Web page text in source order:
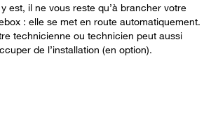
est, il ne vous reste qu’à brancher votre
: elle se met en route automatiquement.
technicienne ou technicien peut aussi
de l’installation (en option).